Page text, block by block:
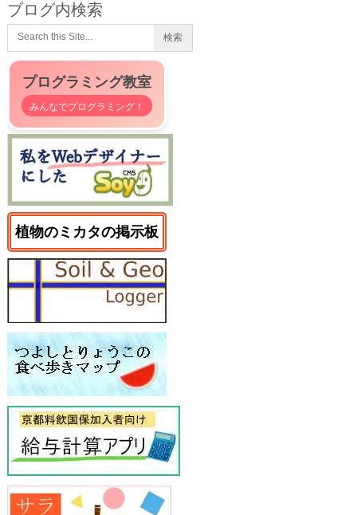
ブログ内検索
プログラミング教室
みんなでプログラミング！
植物のミカタの掲示板